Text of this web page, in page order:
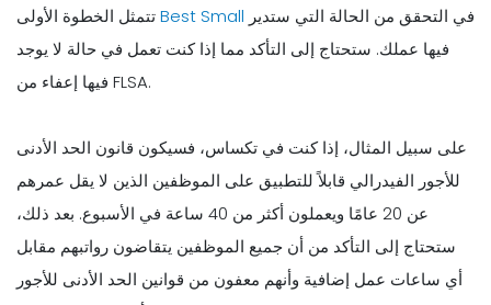
Best Small
فيها عملك. ستحتاج إلى التأكد مما إذا كنت تعمل في حالة لا يوجد
فيها إعفاء من FLSA.
على سبيل المثال، إذا كنت في تكساس، فسيكون قانون الحد الأدنى
للأجور الفيدرالي قابلاً للتطبيق على الموظفين الذين لا يقل عمرهم
عن 20 عامًا ويعملون أكثر من 40 ساعة في الأسبوع. بعد ذلك،
ستحتاج إلى التأكد من أن جميع الموظفين يتقاضون رواتبهم مقابل
أي ساعات عمل إضافية وأنهم معفون من قوانين الحد الأدنى للأجور